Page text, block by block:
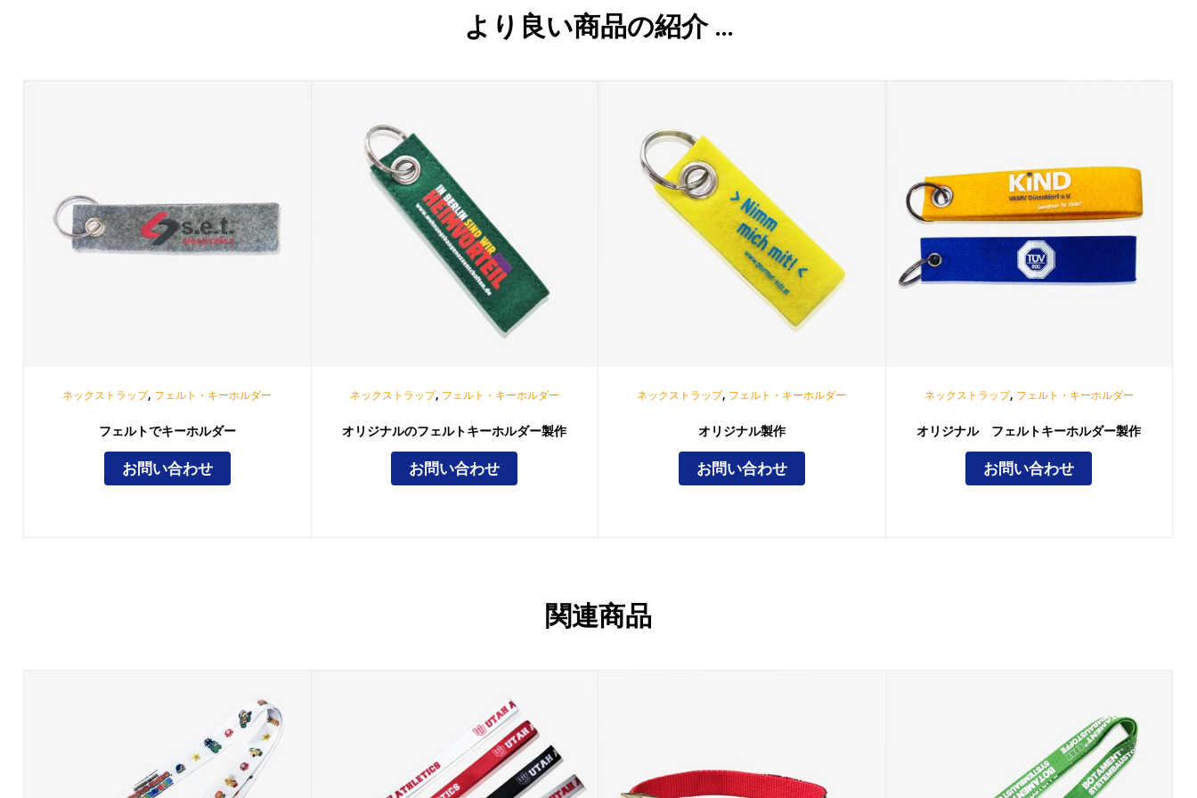
より良い商品の紹介 …
ネックストラップ, フェルト・キーホルダー
フェルトでキーホルダー
お問い合わせ
ネックストラップ, フェルト・キーホルダー
オリジナルのフェルトキーホルダー製作
お問い合わせ
ネックストラップ, フェルト・キーホルダー
オリジナル製作
お問い合わせ
ネックストラップ, フェルト・キーホルダー
オリジナル フェルトキーホルダー製作
お問い合わせ
関連商品